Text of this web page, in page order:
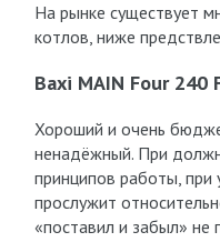
На рынке существует
котлов, ниже
Baxi MAIN Four 240
Хороший и очень
ненадёжный. При
принципов работы, при
прослужит
«поставил и забыл» не